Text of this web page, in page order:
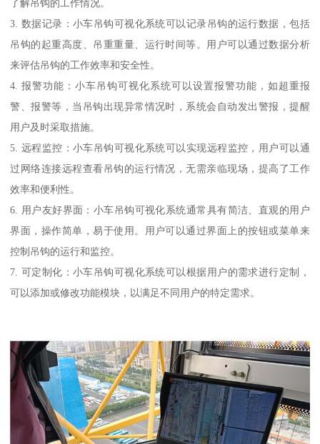
了解吊钩的工作情况。
3. 数据记录：小车吊钩可视化系统可以记录吊钩的运行数据，包括
吊钩的起重高度、吊重重量、运行时间等。用户可以通过数据分析
来评估吊钩的工作效率和安全性。
4. 报警功能：小车吊钩可视化系统可以设置报警功能，如超重报
警、报警等，当吊钩出现异常情况时，系统会自动发出警报，提醒
用户及时采取措施。
5. 远程监控：小车吊钩可视化系统可以实现远程监控，用户可以通
过网络连接远程查看吊钩的运行情况，无需亲临现场，提高了工作
效率和便利性。
6. 用户友好界面：小车吊钩可视化系统通常具有简洁、直观的用户
界面，操作简单，易于使用。用户可以通过界面上的按钮或菜单来
控制吊钩的运行和监控。
7. 可定制化：小车吊钩可视化系统可以根据用户的需求进行定制，
可以添加或修改功能模块，以满足不同用户的特定需求。